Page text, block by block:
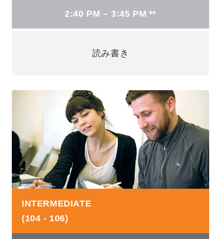
2:40 PM – 3:45 PM **
読み書き
INTERMEDIATE
(104 - 106)